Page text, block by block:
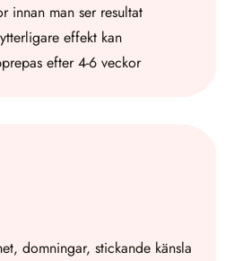
innan man ser resultat
effekt kan
efter 4-6 veckor
domningar, stickande känsla